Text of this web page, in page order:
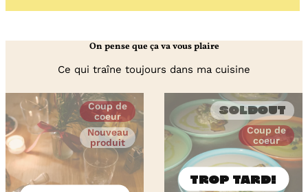
de
On pense que ça va vous plaire
Ce qui traîne toujours dans ma cuisine
Coup de
coeur
Nouveau
produit
Soldout
Coup de
coeur